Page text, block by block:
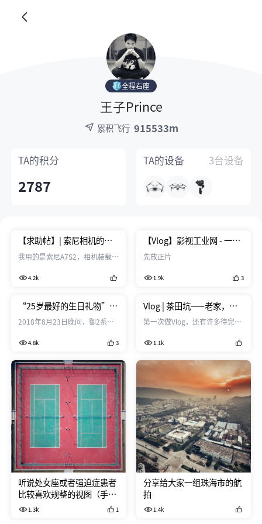
全程右座
王子Prince
累积飞行 915533m
TA的积分
2787
TA的设备 3台设备
【求助帖】| 索尼相机的线
控与HDMI输出是否有冲突
我用的是索尼A7S2，相机装载在
的USB连接设置为电脑控制，然
上Atomos的Shinobi监视器，在
录制之后监视器又恢复了信号。
我是第一次遇到，不知道是哪里
也遇到过这种事，求助～
4.2k
【Vlog】影视工业网 - 一录
同行深圳站
先放正片
1.9k 3
“25岁最好的生日礼物”—
御2Pro开箱
2018年8月23日晚间，御2系列
直接在京东上下了单，然后坐等
不在官网上下单，第二天就发
货，原因很简单，因为穷，京东
的分期有优惠）。经过5天的等
待，御2pro终于在我生日的前一
天送到，这已然是我献给自己25
岁最好的生日礼物。
4.8k 3
Vlog | 茶田坑——老家，不
老
第一次做Vlog，还有许多待完善
从来都没记录过，前不久买了
试。一路上边构思边拍摄取素
材，一点点地在掌握和了解手上
这台OM2，我个人是比较相信拍
摄工具是有灵性的，和人一样有
情绪，它喜欢拍什么，怎么拍，
什么情况下它会发挥最好等等。
OM2这段时间用下来还是很满意
的，硬件上跟市面上的同价位差
不多，主要还是软件服务上，
DJI GO配
1.1k
听说处女座或者强迫症患者
比较喜欢规整的视图（手动
dogs）
1.3k 1
分享给大家一组珠海市的航
拍
1.4k